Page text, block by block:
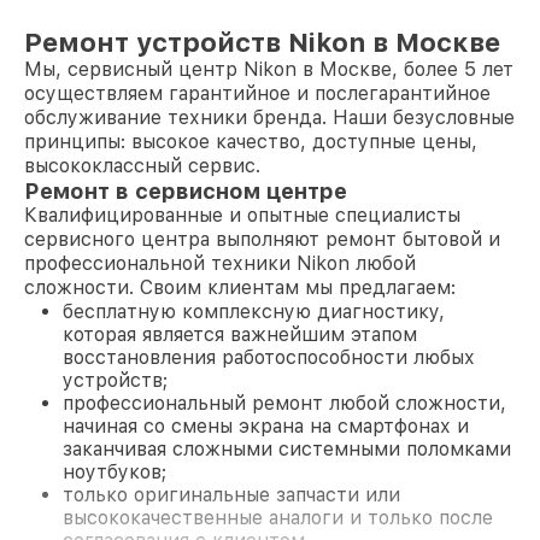
Ремонт устройств Nikon в Москве
Мы, сервисный центр Nikon в Москве, более 5 лет
осуществляем гарантийное и послегарантийное
обслуживание техники бренда. Наши безусловные
принципы: высокое качество, доступные цены,
высококлассный сервис.
Ремонт в сервисном центре
Квалифицированные и опытные специалисты
сервисного центра выполняют ремонт бытовой и
профессиональной техники Nikon любой
сложности. Своим клиентам мы предлагаем:
бесплатную комплексную диагностику,
которая является важнейшим этапом
восстановления работоспособности любых
устройств;
профессиональный ремонт любой сложности,
начиная со смены экрана на смартфонах и
заканчивая сложными системными поломками
ноутбуков;
только оригинальные запчасти или
высококачественные аналоги и только после